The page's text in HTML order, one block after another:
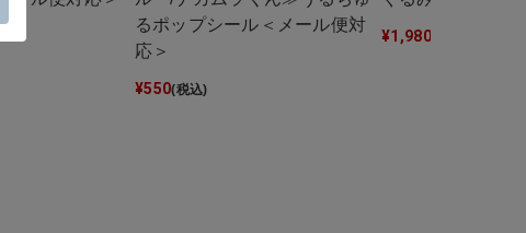
るポップシール＜メール便対
応＞
¥550(税込)
¥1,980